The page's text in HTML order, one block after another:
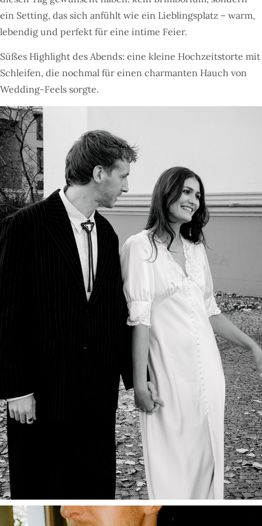
ein Setting, das sich anfühlt wie ein Lieblingsplatz – warm,
lebendig und perfekt für eine intime Feier.
Süßes Highlight des Abends: eine kleine Hochzeitstorte mit
Schleifen, die nochmal für einen charmanten Hauch von
Wedding-Feels sorgte.